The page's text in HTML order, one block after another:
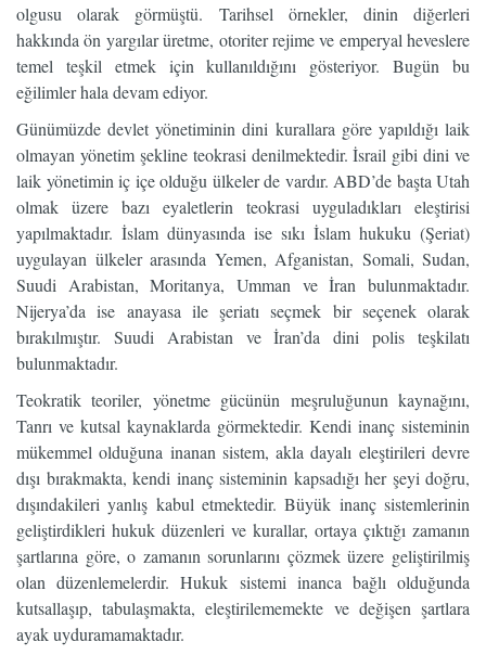
olgusu olarak görmüştü. Tarihsel örnekler, dinin diğerleri
hakkında ön yargılar üretme, otoriter rejime ve emperyal heveslere
temel teşkil etmek için kullanıldığını gösteriyor. Bugün bu
eğilimler hala devam ediyor.
Günümüzde devlet yönetiminin dini kurallara göre yapıldığı laik
olmayan yönetim şekline teokrasi denilmektedir. İsrail gibi dini ve
laik yönetimin iç içe olduğu ülkeler de vardır. ABD’de başta Utah
olmak üzere bazı eyaletlerin teokrasi uyguladıkları eleştirisi
yapılmaktadır. İslam dünyasında ise sıkı İslam hukuku (Şeriat)
uygulayan ülkeler arasında Yemen, Afganistan, Somali, Sudan,
Suudi Arabistan, Moritanya, Umman ve İran bulunmaktadır.
Nijerya’da ise anayasa ile şeriatı seçmek bir seçenek olarak
bırakılmıştır. Suudi Arabistan ve İran’da dini polis teşkilatı
bulunmaktadır.
Teokratik teoriler, yönetme gücünün meşruluğunun kaynağını,
Tanrı ve kutsal kaynaklarda görmektedir. Kendi inanç sisteminin
mükemmel olduğuna inanan sistem, akla dayalı eleştirileri devre
dışı bırakmakta, kendi inanç sisteminin kapsadığı her şeyi doğru,
dışındakileri yanlış kabul etmektedir. Büyük inanç sistemlerinin
geliştirdikleri hukuk düzenleri ve kurallar, ortaya çıktığı zamanın
şartlarına göre, o zamanın sorunlarını çözmek üzere geliştirilmiş
olan düzenlemelerdir. Hukuk sistemi inanca bağlı olduğunda
kutsallaşıp, tabulaşmakta, eleştirilememekte ve değişen şartlara
ayak uyduramamaktadır.